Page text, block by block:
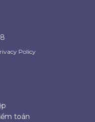
Policy
toán